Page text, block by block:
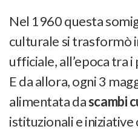
Nel 1960 questa
culturale si trasformò
ufficiale, all’epoca tra i
E da allora, ogni 3
alimentata dascambi
istituzionali e iniziative